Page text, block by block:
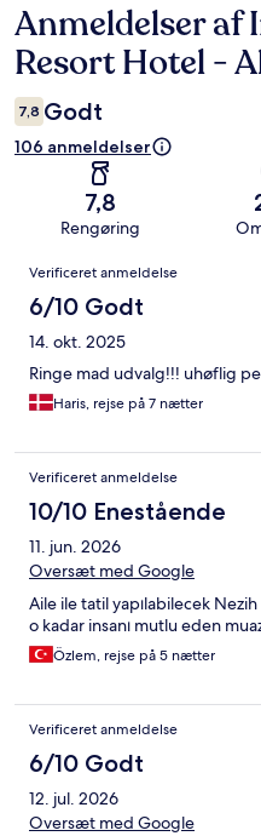
Anmeldelser
Anmeldelser af
Resort Hotel -
7,8 Godt
106 anmeldelser
7,8
Rengøring
Anmeldelser
Verificeret anmeldelse
6/10 Godt
14. okt. 2025
Ringe mad udvalg!!! uhøflig
Haris, rejse på 7 nætter
Verificeret anmeldelse
10/10 Enestående
11. jun. 2026
Oversæt med Google
Aile ile tatil yapılabilecek
o kadar insanı mutlu eden
Özlem, rejse på 5 nætter
Verificeret anmeldelse
6/10 Godt
12. jul. 2026
Oversæt med Google